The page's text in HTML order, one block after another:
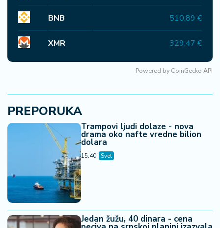
BNB 510,89 €
XMR 329,47 €
Powered by CoinGecko API
PREPORUKA
Trampovi ljudi dolaze - nova
drama oko nafte vredne bilion
dolara
15:40 Svet
Jedan žužu, 40 dinara - cena